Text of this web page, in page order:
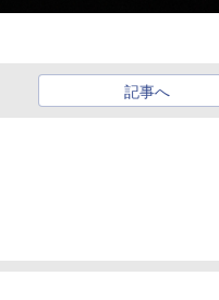
記事へ